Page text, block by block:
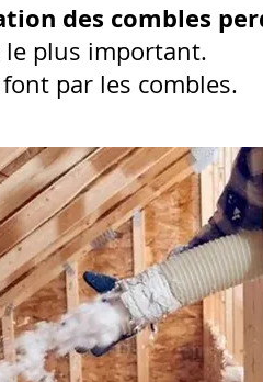
des combles
le plus important.
par les combles.